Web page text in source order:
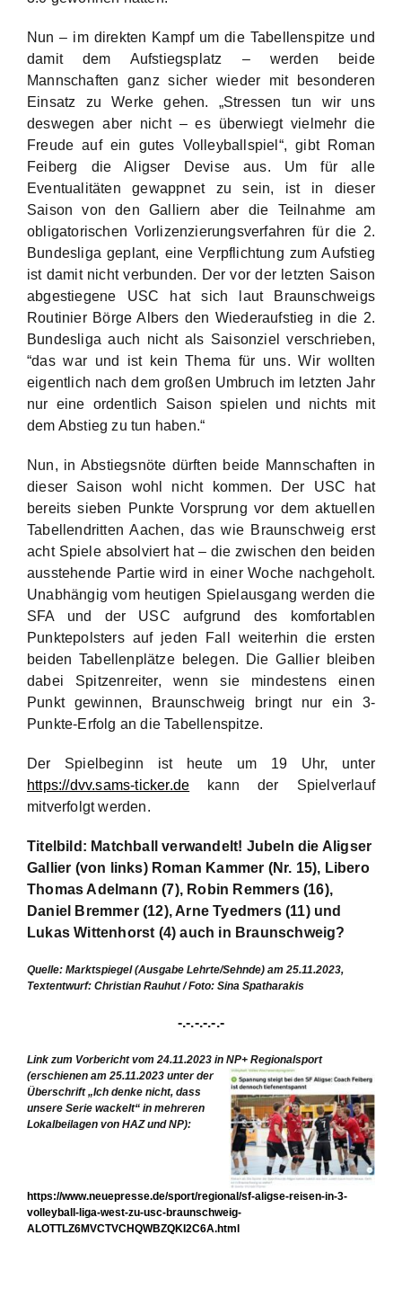
Nun – im direkten Kampf um die Tabellenspitze und
damit dem Aufstiegsplatz – werden beide
Mannschaften ganz sicher wieder mit besonderen
Einsatz zu Werke gehen. „Stressen tun wir uns
deswegen aber nicht – es überwiegt vielmehr die
Freude auf ein gutes Volleyballspiel“, gibt Roman
Feiberg die Aligser Devise aus. Um für alle
Eventualitäten gewappnet zu sein, ist in dieser
Saison von den Galliern aber die Teilnahme am
obligatorischen Vorlizenzierungsverfahren für die 2.
Bundesliga geplant, eine Verpflichtung zum Aufstieg
ist damit nicht verbunden. Der vor der letzten Saison
abgestiegene USC hat sich laut Braunschweigs
Routinier Börge Albers den Wiederaufstieg in die 2.
Bundesliga auch nicht als Saisonziel verschrieben,
“das war und ist kein Thema für uns. Wir wollten
eigentlich nach dem großen Umbruch im letzten Jahr
nur eine ordentlich Saison spielen und nichts mit
dem Abstieg zu tun haben.“
Nun, in Abstiegsnöte dürften beide Mannschaften in
dieser Saison wohl nicht kommen. Der USC hat
bereits sieben Punkte Vorsprung vor dem aktuellen
Tabellendritten Aachen, das wie Braunschweig erst
acht Spiele absolviert hat – die zwischen den beiden
ausstehende Partie wird in einer Woche nachgeholt.
Unabhängig vom heutigen Spielausgang werden die
SFA und der USC aufgrund des komfortablen
Punktepolsters auf jeden Fall weiterhin die ersten
beiden Tabellenplätze belegen. Die Gallier bleiben
dabei Spitzenreiter, wenn sie mindestens einen
Punkt gewinnen, Braunschweig bringt nur ein 3-
Punkte-Erfolg an die Tabellenspitze.
Der Spielbeginn ist heute um 19 Uhr, unter
https://dvv.sams-ticker.de kann der Spielverlauf
mitverfolgt werden.
Titelbild: Matchball verwandelt! Jubeln die Aligser
Gallier (von links) Roman Kammer (Nr. 15), Libero
Thomas Adelmann (7), Robin Remmers (16),
Daniel Bremmer (12), Arne Tyedmers (11) und
Lukas Wittenhorst (4) auch in Braunschweig?
Quelle: Marktspiegel (Ausgabe Lehrte/Sehnde) am 25.11.2023,
Textentwurf: Christian Rauhut / Foto: Sina Spatharakis
-.-.-.-.-.-
Link zum Vorbericht vom 24.11.2023 in NP+ Regionalsport
(erschienen am 25.11.2023 unter der
Überschrift „Ich denke nicht, dass
unsere Serie wackelt“ in mehreren
Lokalbeilagen von HAZ und NP):
https://www.neuepresse.de/sport/regional/sf-aligse-reisen-in-3-
volleyball-liga-west-zu-usc-braunschweig-
ALOTTLZ6MVCTVCHQWBZQKI2C6A.html